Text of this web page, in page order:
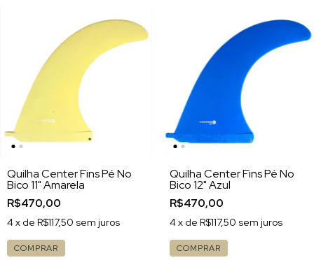
Quilha Center Fins Pé No
Bico 11" Amarela
R$470,00
4 x de R$117,50 sem juros
COMPRAR
Quilha Center Fins Pé No
Bico 12" Azul
R$470,00
4 x de R$117,50 sem juros
COMPRAR